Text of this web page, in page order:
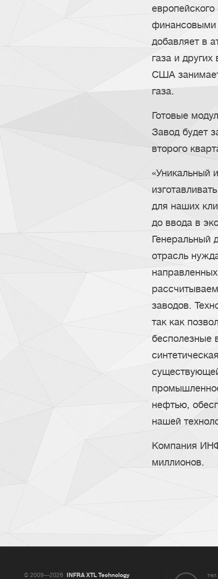
финансовыми
добавляет в
газа и
США
газа.
Готовые
Завод будет
второго
«Уникальный
для наших
до ввода в
Генеральный
отрасль
заводов.
так как
бесполезные
нефтью,
нашей
Компания
миллионов.
© 2009—2026
INFRA XTL Technology